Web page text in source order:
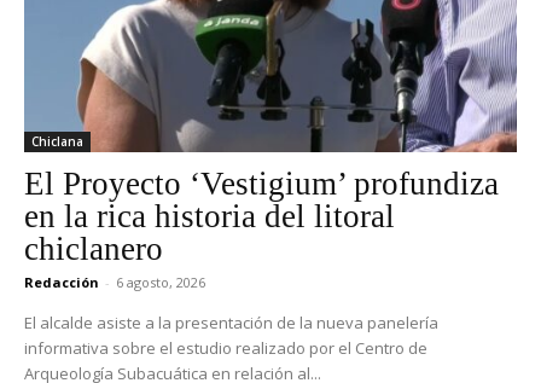
Chiclana
El Proyecto ‘Vestigium’ profundiza
en la rica historia del litoral
chiclanero
Redacción - 6 agosto, 2026
El alcalde asiste a la presentación de la nueva panelería
informativa sobre el estudio realizado por el Centro de
Arqueología Subacuática en relación al...